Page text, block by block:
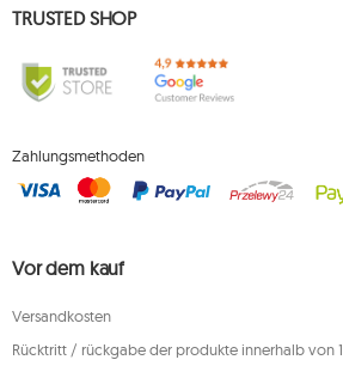
TRUSTED SHOP
Zahlungsmethoden
Vor dem kauf
Versandkosten
Rücktritt / rückgabe der produkte innerhalb von